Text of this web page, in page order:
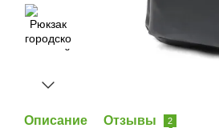
Описание Отзывы 2